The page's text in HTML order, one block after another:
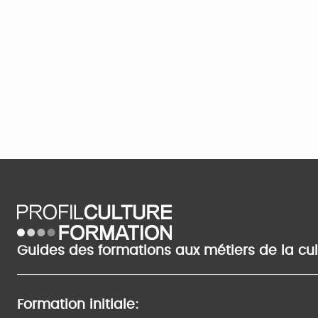
Guides des formations aux métiers de la
Formation initiale: